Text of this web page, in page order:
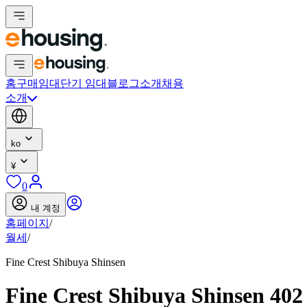
홈구매 임대 단기 임대 블로그소개 채용
소개
ko
¥
0
내 계정
홈페이지 /
월세 /
Fine Crest Shibuya Shinsen
Fine Crest Shibuya Shinsen